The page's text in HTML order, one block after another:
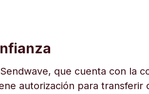
que cuenta con la
autorización para transferir